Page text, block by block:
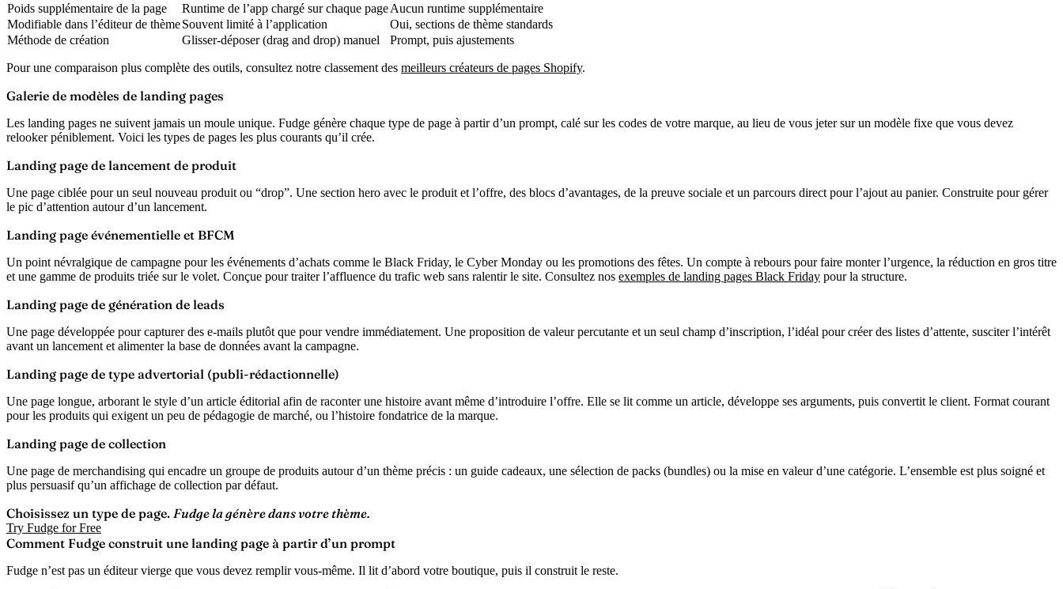
Poids supplémentaire de la page
Runtime de l’app chargé sur chaque pageAucun runtime supplémentaire
Modifiable dans l’éditeur de thèmeSouvent limité à l’application
Oui, sections de thème standards
Méthode de création
Glisser-déposer (drag and drop) manuel Prompt, puis ajustements
Pour une comparaison plus complète des outils, consultez notre classement des meilleurs créateurs de pages Shopify.
Galerie de modèles de landing pages
Les landing pages ne suivent jamais un moule unique. Fudge génère chaque type de page à partir d’un prompt, calé sur les codes de votre marque, au lieu de vous jeter sur un modèle fixe que vous devez
relooker péniblement. Voici les types de pages les plus courants qu’il crée.
Landing page de lancement de produit
Une page ciblée pour un seul nouveau produit ou “drop”. Une section hero avec le produit et l’offre, des blocs d’avantages, de la preuve sociale et un parcours direct pour l’ajout au panier. Construite pour gérer
le pic d’attention autour d’un lancement.
Landing page événementielle et BFCM
Un point névralgique de campagne pour les événements d’achats comme le Black Friday, le Cyber Monday ou les promotions des fêtes. Un compte à rebours pour faire monter l’urgence, la réduction en gros titre
et une gamme de produits triée sur le volet. Conçue pour traiter l’affluence du trafic web sans ralentir le site. Consultez nos exemples de landing pages Black Friday pour la structure.
Landing page de génération de leads
Une page développée pour capturer des e-mails plutôt que pour vendre immédiatement. Une proposition de valeur percutante et un seul champ d’inscription, l’idéal pour créer des listes d’attente, susciter l’intérêt
avant un lancement et alimenter la base de données avant la campagne.
Landing page de type advertorial (publi-rédactionnelle)
Une page longue, arborant le style d’un article éditorial afin de raconter une histoire avant même d’introduire l’offre. Elle se lit comme un article, développe ses arguments, puis convertit le client. Format courant
pour les produits qui exigent un peu de pédagogie de marché, ou l’histoire fondatrice de la marque.
Landing page de collection
Une page de merchandising qui encadre un groupe de produits autour d’un thème précis : un guide cadeaux, une sélection de packs (bundles) ou la mise en valeur d’une catégorie. L’ensemble est plus soigné et
plus persuasif qu’un affichage de collection par défaut.
Choisissez un type de page. Fudge la génère dans votre thème.
Try Fudge for Free
Comment Fudge construit une landing page à partir d’un prompt
Fudge n’est pas un éditeur vierge que vous devez remplir vous-même. Il lit d’abord votre boutique, puis il construit le reste.